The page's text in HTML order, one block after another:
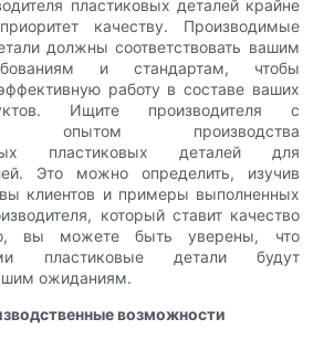
пластиковых деталей крайне
качеству. Производимые
должны соответствовать вашим
и стандартам, чтобы
работу в составе ваших
Ищите производителя с
опытом производства
пластиковых деталей для
Это можно определить, изучив
клиентов и примеры выполненных
который ставит качество
вы можете быть уверены, что
пластиковые детали будут
ожиданиям.
возможности